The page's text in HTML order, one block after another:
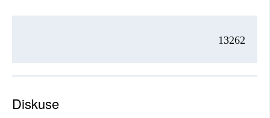
13262
Diskuse